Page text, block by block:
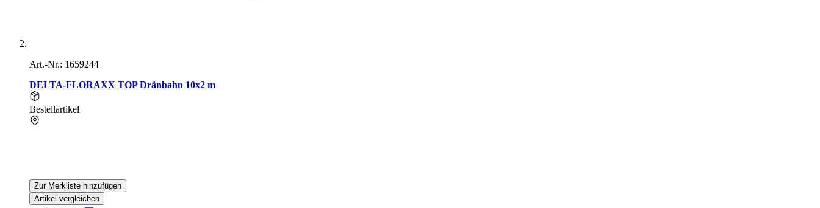
Art.-Nr.: 1659244
DELTA-FLORAXX TOP Dränbahn 10x2 m
Bestellartikel
Zur Merkliste hinzufügen
Artikel vergleichen